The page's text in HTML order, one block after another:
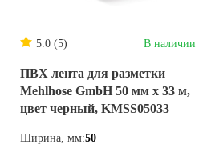
5.0 (5) В наличии
ПВХ лента для разметки
Mehlhose GmbH 50 мм х 33 м,
цвет черный, KMSS05033
Ширина, мм:50